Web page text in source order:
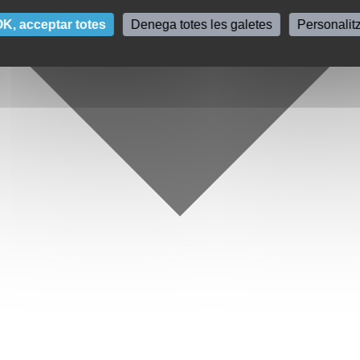
acceptar totes Denega totes les galetes